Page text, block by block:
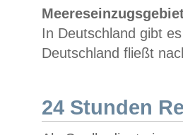
In Deutschland gibt
Deutschland fließt
24 Stunden